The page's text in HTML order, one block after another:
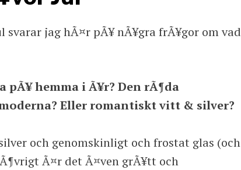
svarar jag hÃ¤r pÃ¥ nÃ¥gra frÃ¥gor om vad
hemma i Ã¥r? Den rÃ¶da
Eller romantiskt vitt & silver?
och genomskinligt och frostat glas (och
Ã¤r det Ã¤ven grÃ¥tt och